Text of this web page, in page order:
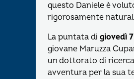
questo Daniele è
rigorosamente
La puntata di giovedì
giovane Maruzza
un dottorato di
avventura per la sua